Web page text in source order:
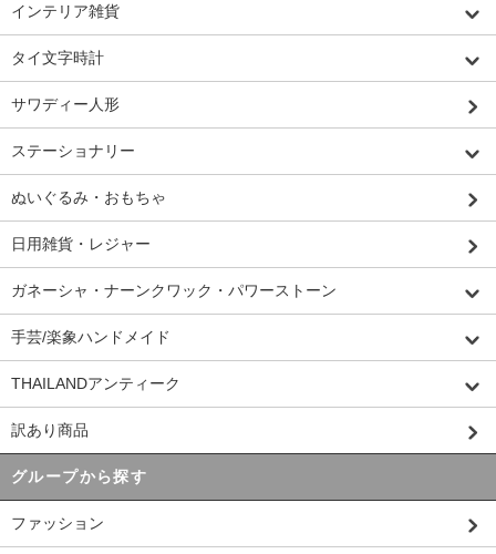
インテリア雑貨
タイ文字時計
サワディー人形
ステーショナリー
ぬいぐるみ・おもちゃ
日用雑貨・レジャー
ガネーシャ・ナーンクワック・パワーストーン
手芸/楽象ハンドメイド
THAILANDアンティーク
訳あり商品
グループから探す
ファッション